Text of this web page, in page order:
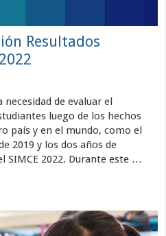
Resultados
de evaluar el
luego de los hechos
país y en el mundo, como el
2019 y los dos años de
SIMCE 2022. Durante este …